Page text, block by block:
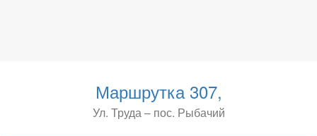
Маршрутка 307,
Ул. Труда – пос. Рыбачий